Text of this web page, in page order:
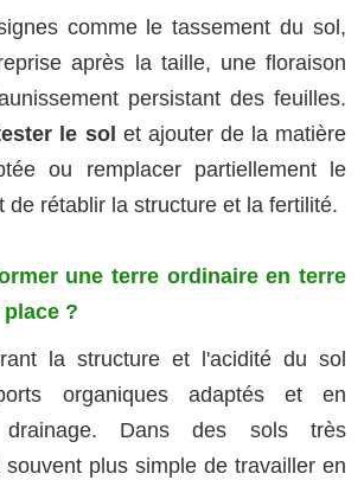
comme le tassement du sol,
après la taille, une floraison
persistant des feuilles.
le sol et ajouter de la matière
ou remplacer partiellement le
de rétablir la structure et la fertilité.
une terre ordinaire en terre
?
la structure et l'acidité du sol
organiques adaptés et en
Dans des sols très
plus simple de travailler en